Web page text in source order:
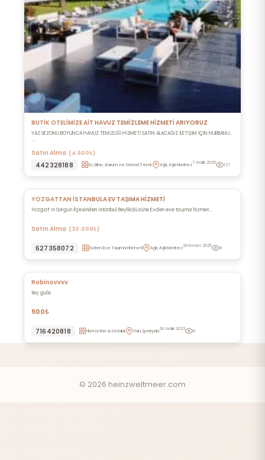
BUTİK OTELİMİZE AİT HAVUZ TEMİZLEME HİZMETİ ARIYORUZ
YAZ SEZONU BOYUNCA HAVUZ TEMİZLİĞİ HİZMETİ SATIN ALACAĞIZ İLETİŞİM İÇİN NURBANU
...
Satin Alma (4.500₺)
442328188 Ev, Bina , Kurum ve Genel Temizlik Ağrı, Ağrı Merkez7 Aralık 2025 127
YOZGATTAN İSTANBULA EV TAŞIMA HİZMETİ
Yozgat’ ın Sorgun İlçesinden İstanbul Beylikdüzüne Evden eve taşıma hizmet...
Satin Alma (30.000₺)
627358072 Evden Eve Taşıma Hizmeti Ağrı, Ağrı Merkez20 Kasım 2025 8
Robinovvvv
tey gule
500₺
716420818 Hizmetler & Ustalar Van, İpekyolu28 Aralık 2023 9
© 2026 heinzweltmeer.com